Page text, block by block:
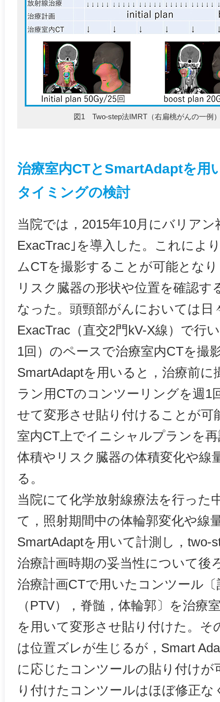
図1 Two-step法IMRT（右扁桃がんの一例
治療室内CTとSmartAdaptを用
タイミングの検討
当院では，2015年10月にバリアン
ExacTrac｣を導入した。これによ
ムCTを撮影することが可能とな
リスク臓器の形状や位置を確認
なった。頭頸部がんにおいては日
ExacTrac（直交2門kV-X線）で行
1回）のペースで治療室内CTを撮
SmartAdaptを用いると，治療前
ラン用CTのコンツーリングを週1
せて変形させ貼り付けることが可
室内CT上でイニシャルプランを
体積やリスク臓器の体積変化や線
る。
当院にて化学放射線療法を行った
て，照射期間中の体輪郭変化や線
SmartAdaptを用いて計測し，two-
治療計画時期の妥当性について後
治療計画CTで用いたコンツール〔
（PTV），脊髄，体輪郭〕を治療
を用いて変形させ貼り付けた。そ
は位置ズレが生じるが，Smart
に応じたコンツールの貼り付けが
り付けたコンツールはほぼ修正な